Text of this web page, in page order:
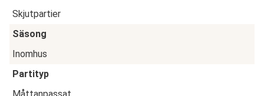
Skjutpartier
Säsong
Inomhus
Partityp